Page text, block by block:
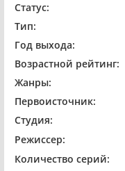
Статус:
Тип:
Год выхода:
Возрастной рейтинг:
Жанры:
Первоисточник:
Студия:
Режиссер:
Количество серий: